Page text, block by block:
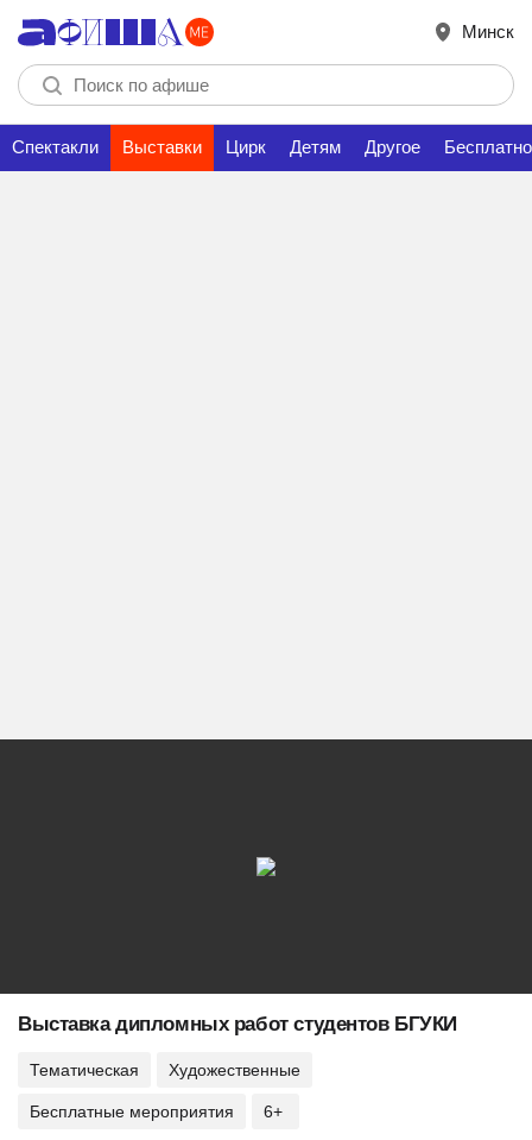
Минск
Спектакли Выставки Цирк Детям Другое Бесплатно
Выставка дипломных работ студентов БГУКИ
Тематическая Художественные
Бесплатные мероприятия 6+